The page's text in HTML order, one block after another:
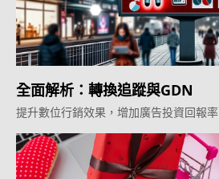
全面解析：轉換追蹤與GDN
提升數位行銷效果，增加廣告投資回報率